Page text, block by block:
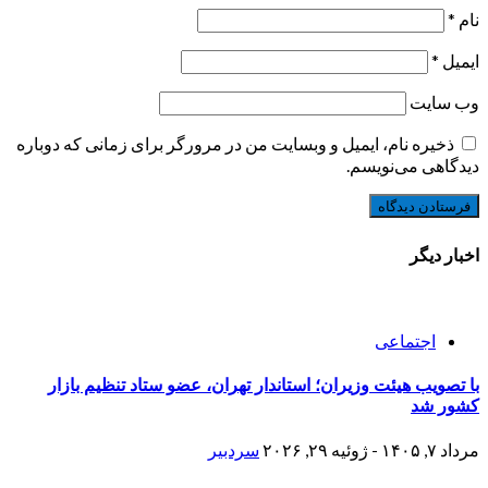
نام *
ایمیل *
وب‌ سایت
ذخیره نام، ایمیل و وبسایت من در مرورگر برای زمانی که دوباره
دیدگاهی می‌نویسم.
اخبار دیگر
اجتماعی
با تصویب هیئت وزیران؛ استاندار تهران، عضو ستاد تنظیم بازار
کشور شد
مرداد ۷, ۱۴۰۵ - ژوئیه ۲۹, ۲۰۲۶ سردبیر